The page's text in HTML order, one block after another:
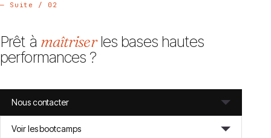
— Suite / 02
Prêt à maîtriserles bases hautes
performances ?
Nous contacter
Voir les bootcamps